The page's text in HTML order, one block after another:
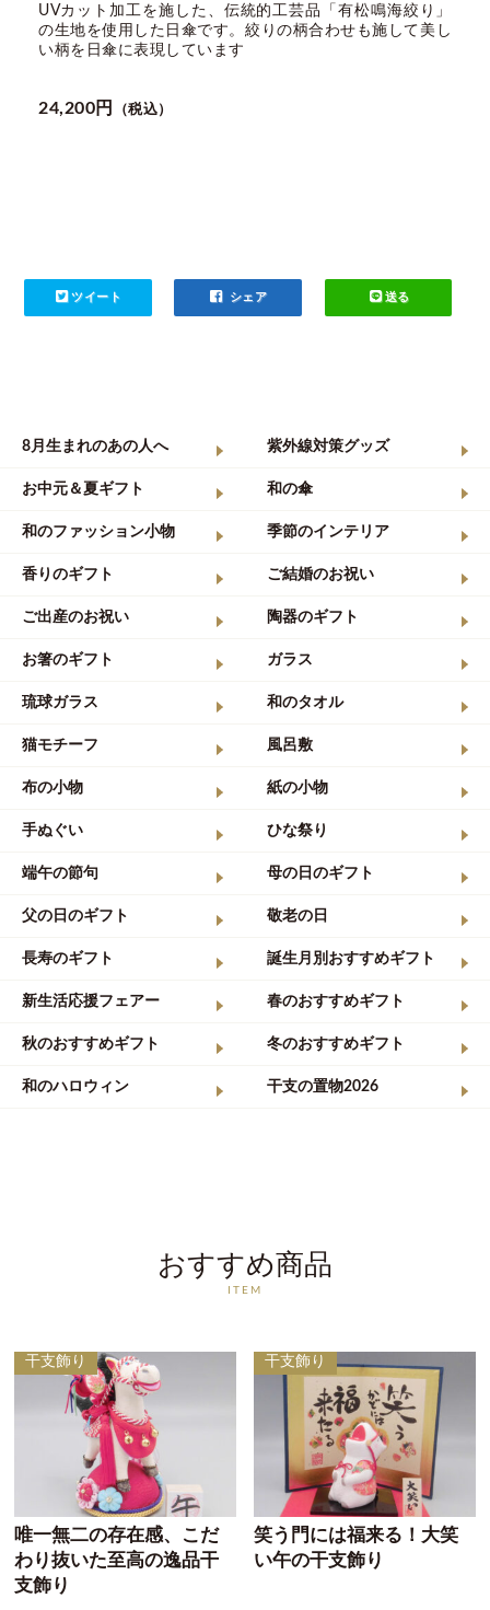
UVカット加工を施した、伝統的工芸品「有松鳴海絞り」
の生地を使用した日傘です。絞りの柄合わせも施して美し
い柄を日傘に表現しています
24,200円 （税込）
ツイート シェア 送る
8月生まれのあの人へ 紫外線対策グッズ
お中元＆夏ギフト 和の傘
和のファッション小物 季節のインテリア
香りのギフト ご結婚のお祝い
ご出産のお祝い 陶器のギフト
お箸のギフト ガラス
琉球ガラス 和のタオル
猫モチーフ 風呂敷
布の小物 紙の小物
手ぬぐい ひな祭り
端午の節句 母の日のギフト
父の日のギフト 敬老の日
長寿のギフト 誕生月別おすすめギフト
新生活応援フェアー 春のおすすめギフト
秋のおすすめギフト 冬のおすすめギフト
和のハロウィン 干支の置物2026
おすすめ商品
ITEM
干支飾り
唯一無二の存在感、こだ
わり抜いた至高の逸品干
支飾り
干支飾り
笑う門には福来る！大笑
い午の干支飾り